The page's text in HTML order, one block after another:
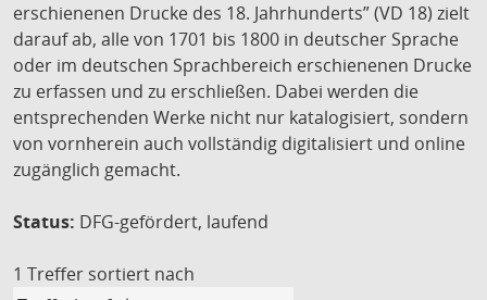
erschienenen Drucke des 18. Jahrhunderts” (VD 18) zielt
darauf ab, alle von 1701 bis 1800 in deutscher Sprache
oder im deutschen Sprachbereich erschienenen Drucke
zu erfassen und zu erschließen. Dabei werden die
entsprechenden Werke nicht nur katalogisiert, sondern
von vornherein auch vollständig digitalisiert und online
zugänglich gemacht.
Status: DFG-gefördert, laufend
1 Treffer sortiert nach